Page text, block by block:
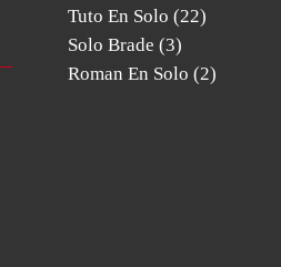
Tuto En Solo (22)
Solo Brade (3)
Roman En Solo (2)